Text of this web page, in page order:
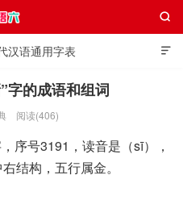

汉语通用字表
字大全 极简英语词典

字的成语和组词
阅读(406)
序号3191，读音是（sī），
结构，五行属金。